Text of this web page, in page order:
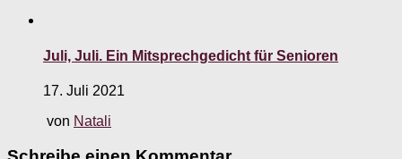
Juli, Juli. Ein Mitsprechgedicht für Senioren
17. Juli 2021
von Natali